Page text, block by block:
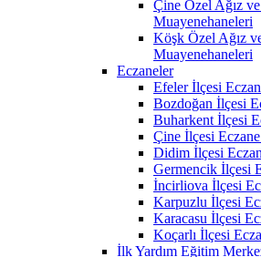
Çine Özel Ağız ve
Muayenehaneleri
Köşk Özel Ağız
Muayenehaneleri
Eczaneler
Efeler İlçesi
Bozdoğan İlçesi
Buharkent İlçesi
Çine İlçesi
Didim İlçesi
Germencik İlçesi
İncirliova İlçesi
Karpuzlu İlçesi
Karacasu İlçesi
Koçarlı İlçesi
İlk Yardım Eğitim